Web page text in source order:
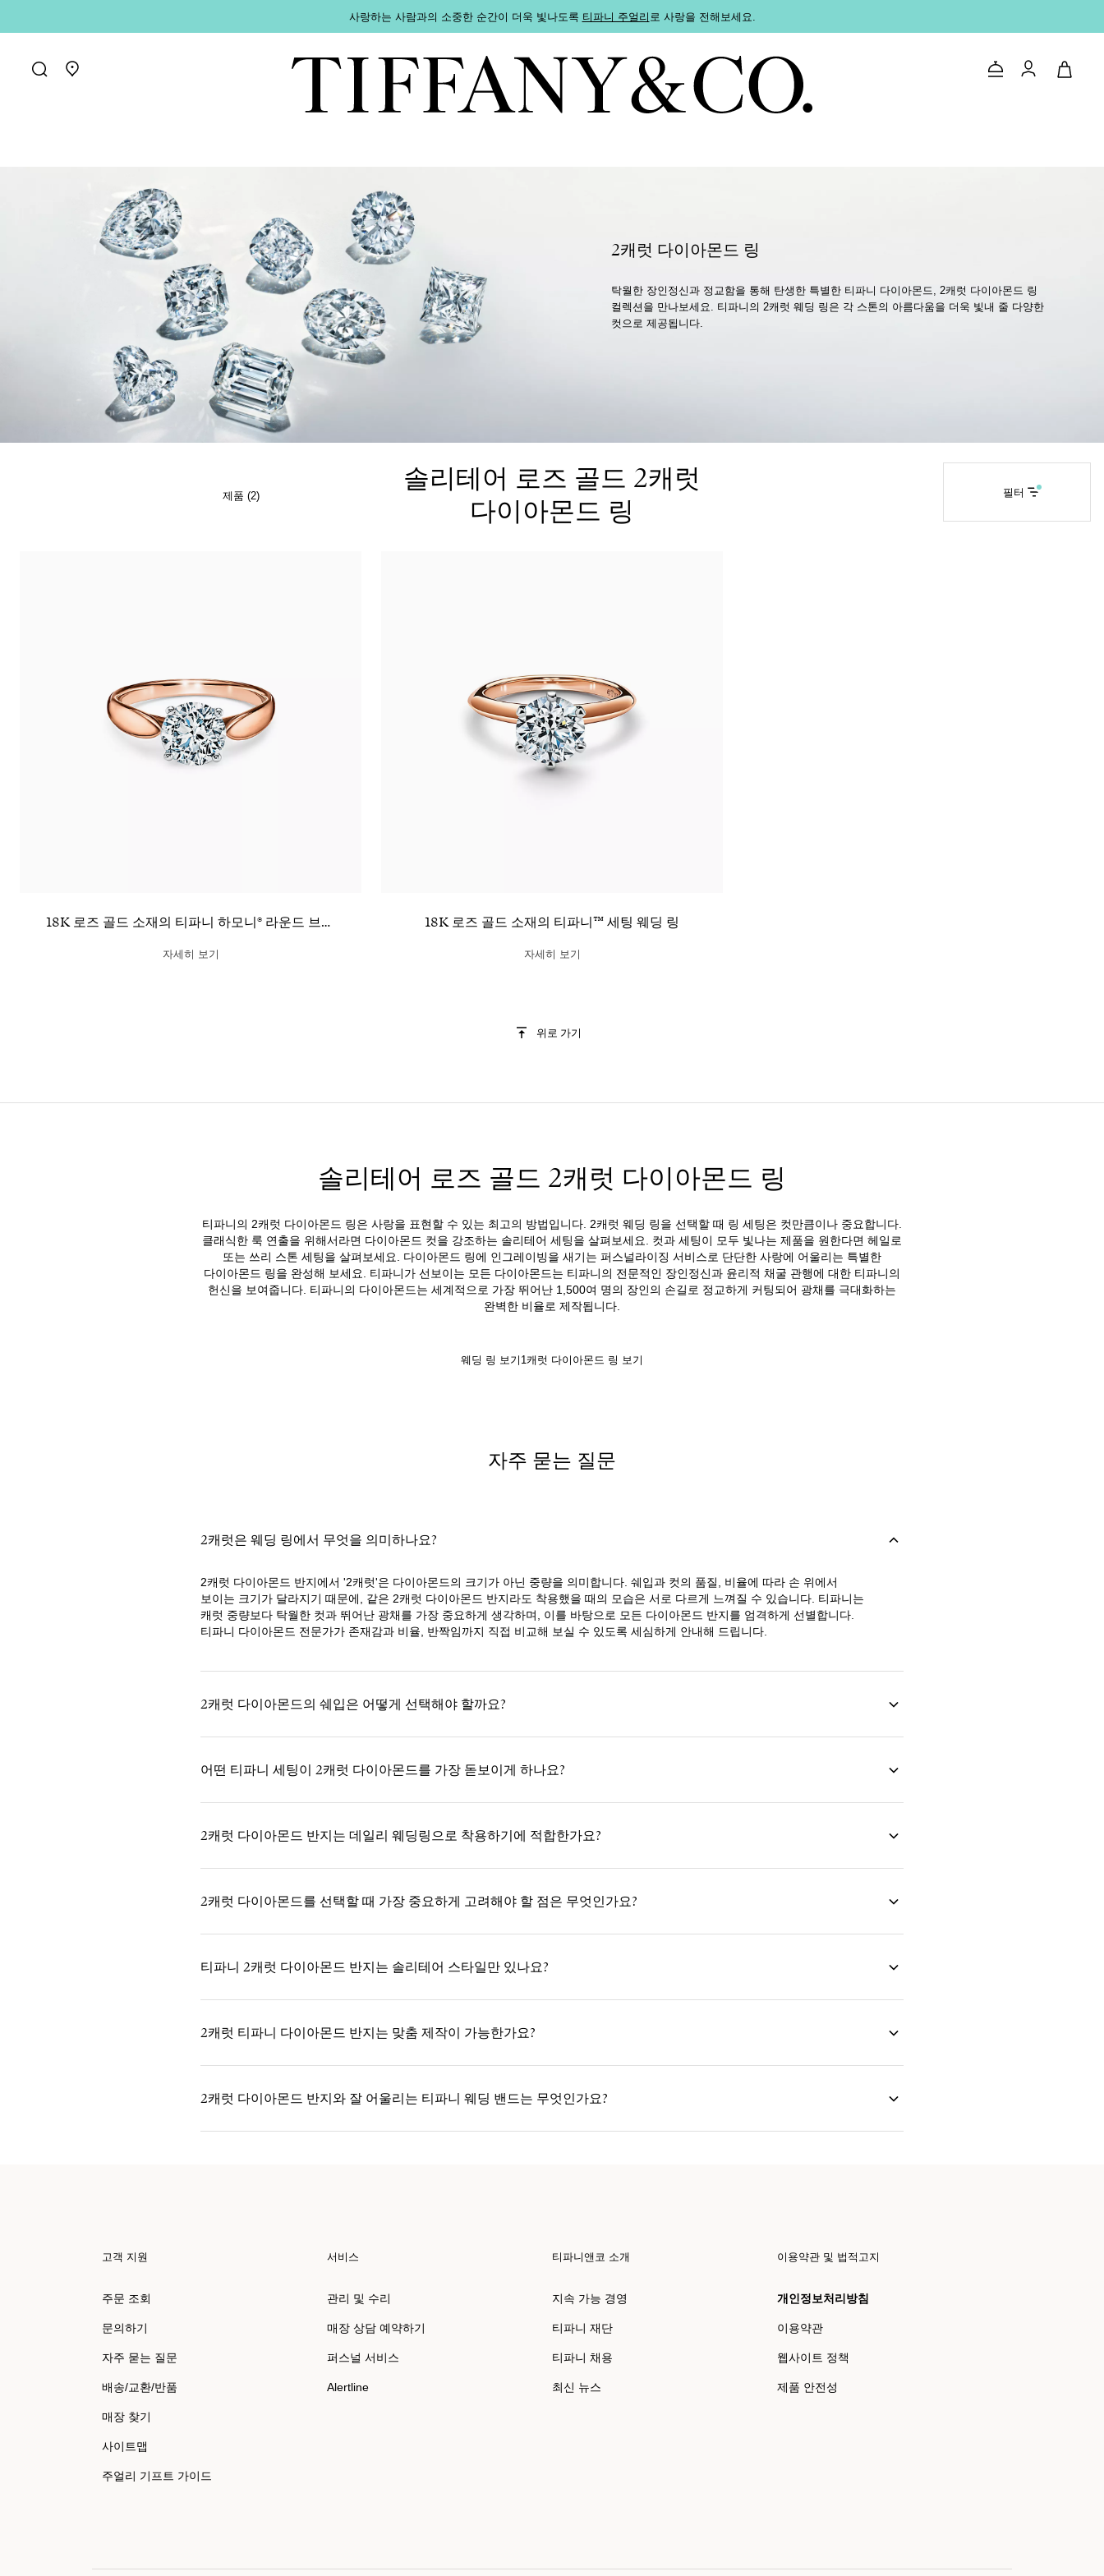
사랑하는 사람과의 소중한 순간이 더욱 빛나도록 티파니 주얼리로 사랑을 전해보세요.
매장 찾기로 가기 문의하기로그인
티파니 식스틴 스톤 티파니™ 세팅
티파니 다이아몬드 전문가와의 티파니 다이아몬드 가이드를 확인해보세요
2캐럿 다이아몬드 링
탁월한 장인정신과 정교함을 통해 탄생한 특별한 티파니 다이아몬드, 2캐럿 다이아몬드 링
컬렉션을 만나보세요. 티파니의 2캐럿 웨딩 링은 각 스톤의 아름다움을 더욱 빛내 줄 다양한
컷으로 제공됩니다.
제품 (2)
솔리테어 로즈 골드 2캐럿
다이아몬드 링
필터
18K 로즈 골드 소재의 티파니 하모니® 라운드 브릴리언트 웨딩 링
자세히 보기
18K 로즈 골드 소재의 티파니™ 세팅 웨딩 링
자세히 보기
위로 가기
솔리테어 로즈 골드 2캐럿 다이아몬드 링
티파니의 2캐럿 다이아몬드 링은 사랑을 표현할 수 있는 최고의 방법입니다. 2캐럿 웨딩 링을 선택할 때 링 세팅은 컷만큼이나 중요합니다.
클래식한 룩 연출을 위해서라면 다이아몬드 컷을 강조하는 솔리테어 세팅을 살펴보세요. 컷과 세팅이 모두 빛나는 제품을 원한다면 헤일로
또는 쓰리 스톤 세팅을 살펴보세요. 다이아몬드 링에 인그레이빙을 새기는 퍼스널라이징 서비스로 단단한 사랑에 어울리는 특별한
다이아몬드 링을 완성해 보세요. 티파니가 선보이는 모든 다이아몬드는 티파니의 전문적인 장인정신과 윤리적 채굴 관행에 대한 티파니의
헌신을 보여줍니다. 티파니의 다이아몬드는 세계적으로 가장 뛰어난 1,500여 명의 장인의 손길로 정교하게 커팅되어 광채를 극대화하는
완벽한 비율로 제작됩니다.
웨딩 링 보기1캐럿 다이아몬드 링 보기
자주 묻는 질문
2캐럿은 웨딩 링에서 무엇을 의미하나요?
2캐럿 다이아몬드 반지에서 '2캐럿'은 다이아몬드의 크기가 아닌 중량을 의미합니다. 쉐입과 컷의 품질, 비율에 따라 손 위에서
보이는 크기가 달라지기 때문에, 같은 2캐럿 다이아몬드 반지라도 착용했을 때의 모습은 서로 다르게 느껴질 수 있습니다. 티파니는
캐럿 중량보다 탁월한 컷과 뛰어난 광채를 가장 중요하게 생각하며, 이를 바탕으로 모든 다이아몬드 반지를 엄격하게 선별합니다.
티파니 다이아몬드 전문가가 존재감과 비율, 반짝임까지 직접 비교해 보실 수 있도록 세심하게 안내해 드립니다.
2캐럿 다이아몬드의 쉐입은 어떻게 선택해야 할까요?
어떤 티파니 세팅이 2캐럿 다이아몬드를 가장 돋보이게 하나요?
2캐럿 다이아몬드 반지는 데일리 웨딩링으로 착용하기에 적합한가요?
2캐럿 다이아몬드를 선택할 때 가장 중요하게 고려해야 할 점은 무엇인가요?
티파니 2캐럿 다이아몬드 반지는 솔리테어 스타일만 있나요?
2캐럿 티파니 다이아몬드 반지는 맞춤 제작이 가능한가요?
2캐럿 다이아몬드 반지와 잘 어울리는 티파니 웨딩 밴드는 무엇인가요?
고객 지원
주문 조회
문의하기
자주 묻는 질문
배송/교환/반품
매장 찾기
사이트맵
주얼리 기프트 가이드
서비스
관리 및 수리
매장 상담 예약하기
퍼스널 서비스
Alertline
티파니앤코 소개
지속 가능 경영
티파니 재단
티파니 채용
최신 뉴스
이용약관 및 법적고지
개인정보처리방침
이용약관
웹사이트 정책
제품 안전성